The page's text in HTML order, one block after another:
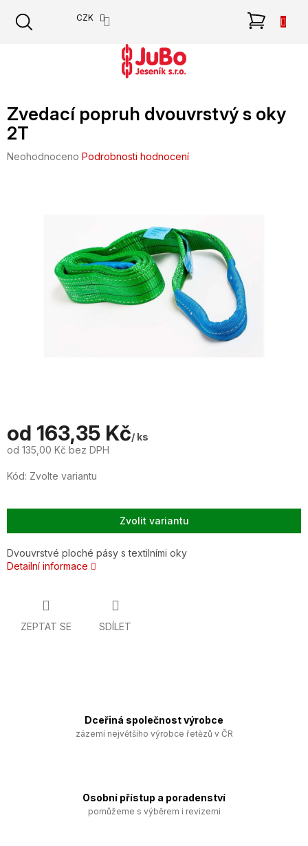
obsah
CZK
Zvedací popruh dvouvrstvý s oky
2T
Průměrné
Neohodnoceno Podrobnosti hodnocení
od 163,35 Kč/ ks
od 135,00 Kč bez DPH
cena:
Kód: Zvolte variantu
Zvolit variantu
Dvouvrstvé ploché pásy s textilními oky
Detailní informace
ZEPTAT SE SDÍLET
Dceřiná společnost výrobce
zázemí největšího výrobce řetězů v ČR
Osobní přístup a poradenství
pomůžeme s výběrem i revizemi